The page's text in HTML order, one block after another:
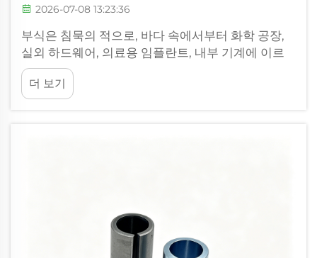
2026-07-08 13:23:36
부식은 침묵의 적으로, 바다 속에서부터 화학 공장,
실외 하드웨어, 의료용 임플란트, 내부 기계에 이르
기까지 어디서나 존재한다. 일반 강재 코일 스프링조
차도 이러한 환경에 노출되면 설계된 정상 수명을 초
과하여 지속하기 어렵다...
더 보기